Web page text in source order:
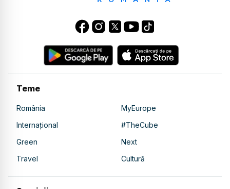
Teme
România
MyEurope
Internațional
#TheCube
Green
Next
Travel
Cultură